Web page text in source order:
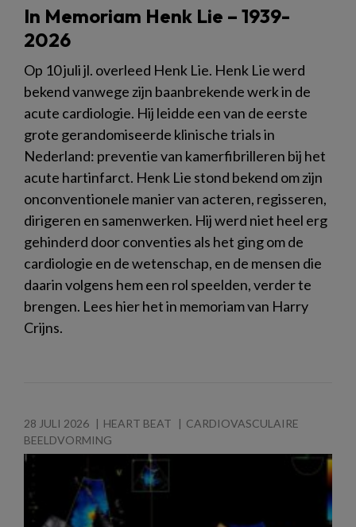
In Memoriam Henk Lie – 1939-
2026
Op 10 juli jl. overleed Henk Lie. Henk Lie werd
bekend vanwege zijn baanbrekende werk in de
acute cardiologie. Hij leidde een van de eerste
grote gerandomiseerde klinische trials in
Nederland: preventie van kamerfibrilleren bij het
acute hartinfarct. Henk Lie stond bekend om zijn
onconventionele manier van acteren, regisseren,
dirigeren en samenwerken. Hij werd niet heel erg
gehinderd door conventies als het ging om de
cardiologie en de wetenschap, en de mensen die
daarin volgens hem een rol speelden, verder te
brengen. Lees hier het in memoriam van Harry
Crijns.
28 JULI 2026 HEART BEAT
CARDIOVASCULAIRE
BEELDVORMING